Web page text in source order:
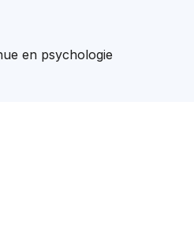
en psychologie